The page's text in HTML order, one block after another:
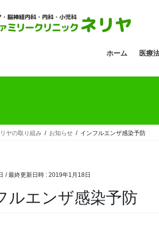
ホーム 医療
ヤの取り組み お知らせ インフルエンザ感染予防
/ 最終更新日時 : 2019年1月18日
ルエンザ感染予防